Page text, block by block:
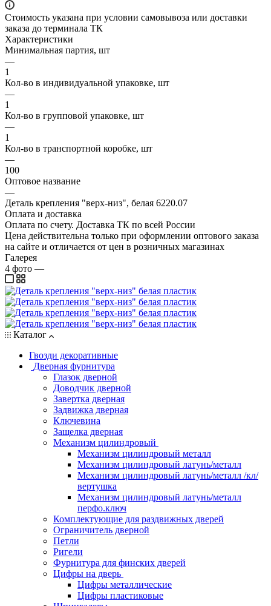
Стоимость указана при условии самовывоза или доставки
заказа до терминала ТК
Характеристики
Минимальная партия, шт
—
1
Кол-во в индивидуальной упаковке, шт
—
1
Кол-во в групповой упаковке, шт
—
1
Кол-во в транспортной коробке, шт
—
100
Оптовое название
—
Деталь крепления "верх-низ", белая 6220.07
Оплата и доставка
Оплата по счету. Доставка ТК по всей России
Цена действительна только при оформлении оптового заказа
на сайте и отличается от цен в розничных магазинах
Галерея
4 фото —
Каталог
Гвозди декоративные
Дверная фурнитура
Глазок дверной
Доводчик дверной
Завертка дверная
Задвижка дверная
Ключевина
Защелка дверная
Механизм цилиндровый
Механизм цилиндровый металл
Механизм цилиндровый латунь/металл
Механизм цилиндровый латунь/металл /кл/
вертушка
Механизм цилиндровый латунь/металл
перфо.ключ
Комплектующие для раздвижных дверей
Ограничитель дверной
Петли
Ригели
Фурнитура для финских дверей
Цифры на дверь
Цифры металлические
Цифры пластиковые